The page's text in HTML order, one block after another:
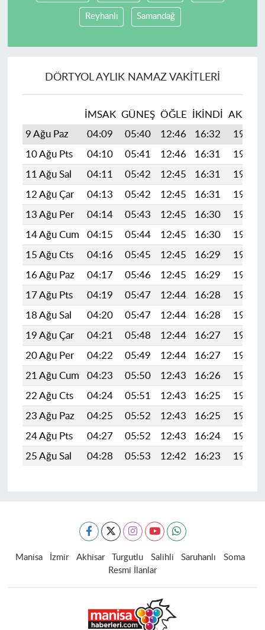
Reyhanlı Samandağ
DÖRTYOL AYLIK NAMAZ VAKITLERI
İMSAK GÜNEŞ ÖĞLE İKINDI
AKŞAM
9 Ağu Paz
04:09 05:40 12:46 16:32
19:41
10 Ağu Pts
04:10 05:41 12:46 16:31
19:40
11 Ağu Sal
04:11 05:42 12:45 16:31
19:39
12 Ağu Çar
04:13 05:42 12:45 16:31
19:38
13 Ağu Per
04:14 05:43 12:45 16:30
19:37
14 Ağu Cum
04:15 05:44 12:45 16:30
19:36
15 Ağu Cts
04:16 05:45 12:45 16:29
19:35
16 Ağu Paz
04:17 05:46 12:45 16:29
19:33
17 Ağu Pts
04:19 05:47 12:44 16:28
19:32
18 Ağu Sal
04:20 05:47 12:44 16:28
19:31
19 Ağu Çar
04:21 05:48 12:44 16:27
19:30
20 Ağu Per
04:22 05:49 12:44 16:27
19:28
21 Ağu Cum
04:23 05:50 12:43 16:26
19:27
22 Ağu Cts
04:24 05:51 12:43 16:25
19:26
23 Ağu Paz
04:25 05:52 12:43 16:25
19:24
24 Ağu Pts
04:27 05:52 12:43 16:24
19:23
25 Ağu Sal
04:28 05:53 12:42 16:23 19:22
Manisa İzmir Akhisar Turgutlu Salihli Saruhanlı
Soma
Resmi İlanlar